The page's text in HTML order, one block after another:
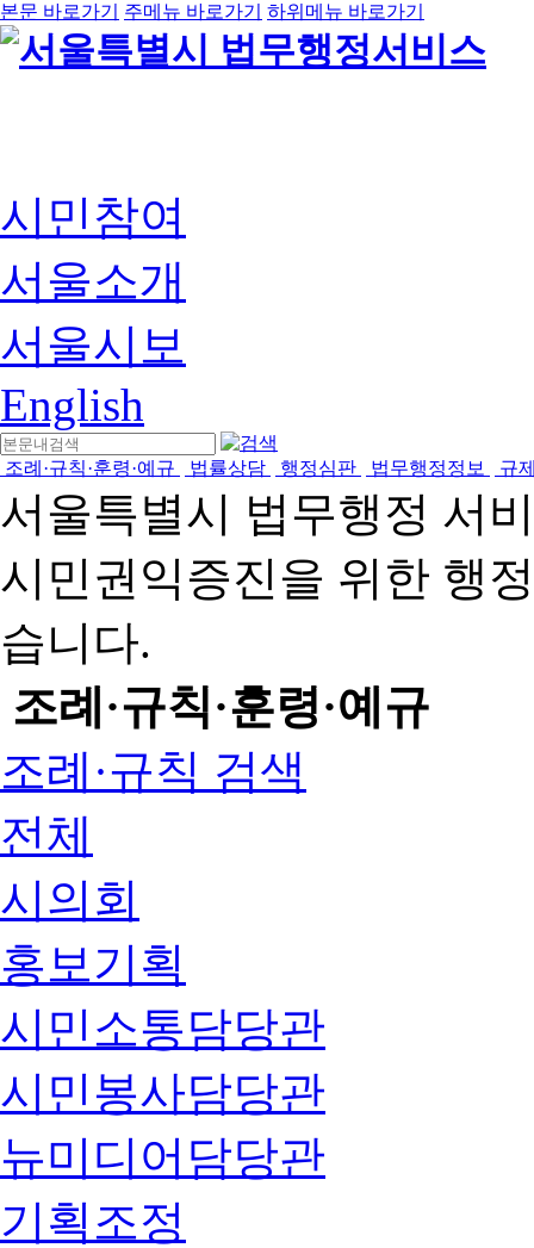
본문 바로가기 주메뉴 바로가기 하위메뉴 바로가기
시민참여
서울소개
서울시보
English
조례·규칙·훈령·예규 법률상담 행정심판 법무행정정보 규
서울특별시 법무행정 서
시민권익증진을 위한 행
습니다.
조례·규칙·훈령·예규
조례·규칙 검색
전체
시의회
홍보기획
시민소통담당관
시민봉사담당관
뉴미디어담당관
기획조정